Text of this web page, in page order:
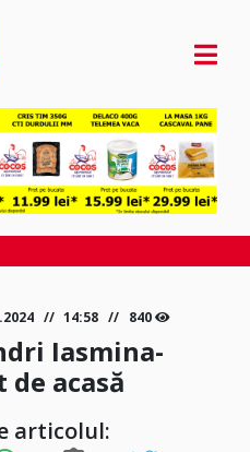
14:58 840
Iasmina-
acasă
articolul: